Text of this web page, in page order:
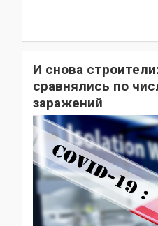
И снова
сравнялись по
заражений